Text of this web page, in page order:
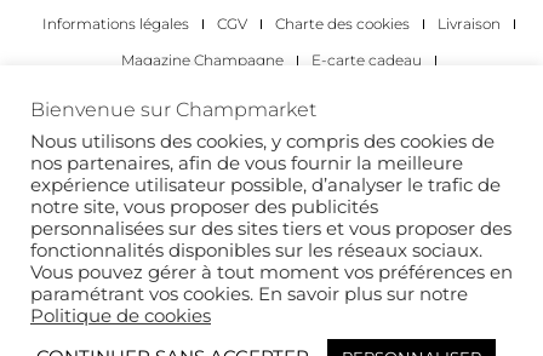
Informations légales
CGV Charte des cookies
Livraison
Magazine Champagne
E-carte cadeau
Les occasions pour déguster du champagne
Pour les particuliers
Pour les entreprises
Copyright 2022 © tous droits réservés. Champmarket.
Bienvenue sur Champmarket
Nous utilisons des cookies, y compris des cookies de
nos partenaires, afin de vous fournir la meilleure
expérience utilisateur possible, d’analyser le trafic de
notre site, vous proposer des publicités
personnalisées sur des sites tiers et vous proposer des
fonctionnalités disponibles sur les réseaux sociaux.
Vous pouvez gérer à tout moment vos préférences en
paramétrant vos cookies. En savoir plus sur notre
Politique de cookies